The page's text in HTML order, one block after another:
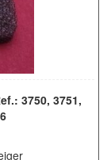
3750, 3751,